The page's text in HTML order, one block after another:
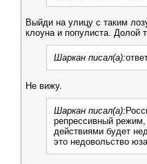
Выйди на улицу с таким
клоуна и популиста. Долой
Шаркан писал(а):
Не вижу.
Шаркан писал(а):
репрессивный
действиями будет
это недовольство